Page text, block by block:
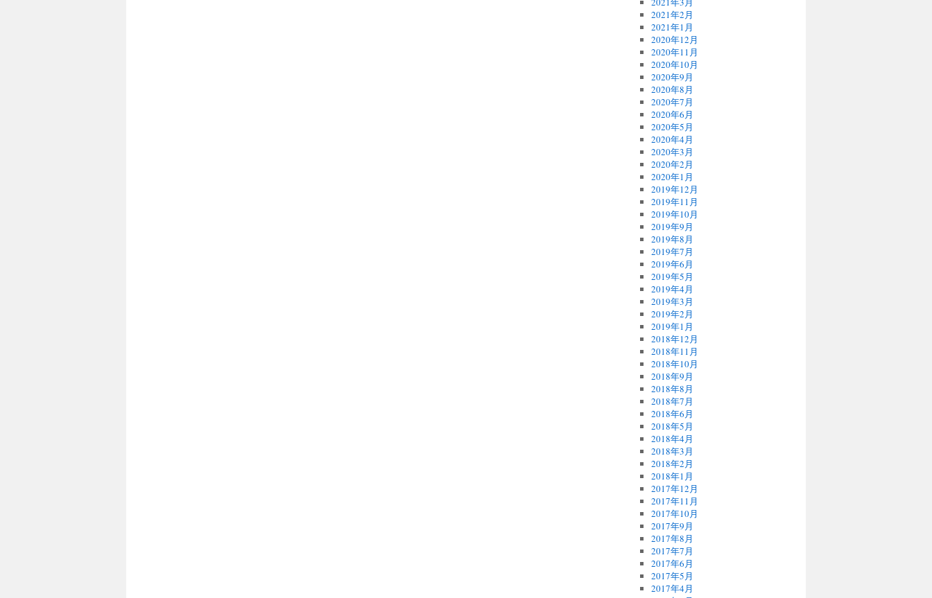
2021年2月
2021年1月
2020年12月
2020年11月
2020年10月
2020年9月
2020年8月
2020年7月
2020年6月
2020年5月
2020年4月
2020年3月
2020年2月
2020年1月
2019年12月
2019年11月
2019年10月
2019年9月
2019年8月
2019年7月
2019年6月
2019年5月
2019年4月
2019年3月
2019年2月
2019年1月
2018年12月
2018年11月
2018年10月
2018年9月
2018年8月
2018年7月
2018年6月
2018年5月
2018年4月
2018年3月
2018年2月
2018年1月
2017年12月
2017年11月
2017年10月
2017年9月
2017年8月
2017年7月
2017年6月
2017年5月
2017年4月